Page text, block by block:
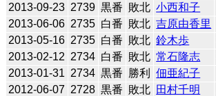
2013-09-23 2739 黒番 敗北 小西和子
2013-06-06 2735 白番 敗北 吉原由香里
2013-05-16 2735 白番 敗北 鈴木歩
2013-02-12 2734 白番 敗北 常石隆志
2013-01-31 2734 黒番 勝利 佃亜紀子
2012-06-07 2728 黒番 敗北 田村千明